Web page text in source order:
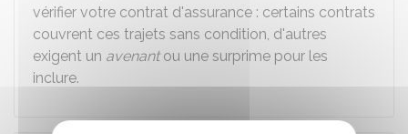
vérifier votre contrat d'assurance : certains contrats
couvrent ces trajets sans condition, d'autres
exigent un avenantou une surprime pour les
inclure.